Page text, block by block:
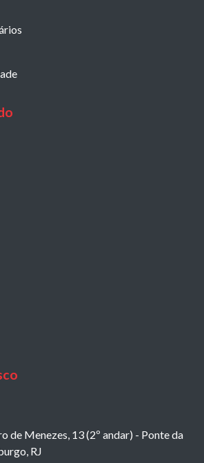
de Menezes, 13 (2º andar) - Ponte da
RJ